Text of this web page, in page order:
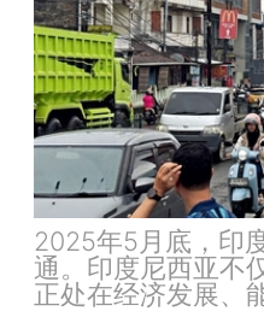
2025年5月底，印
通。印度尼西亚不
正处在经济发展、